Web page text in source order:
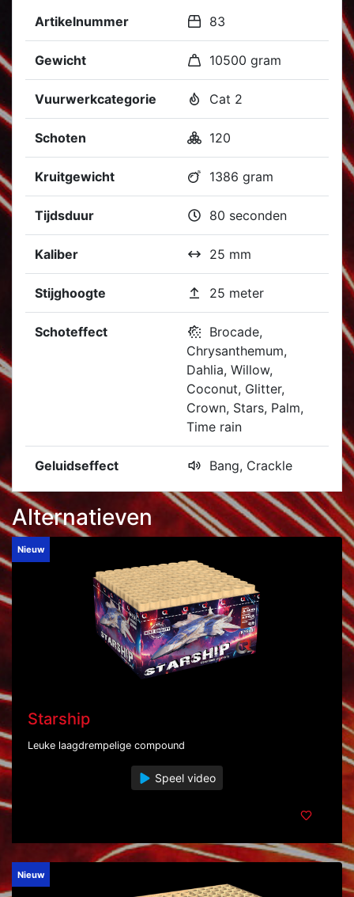
Artikelnummer 83
Gewicht 10500 gram
Vuurwerkcategorie Cat 2
Schoten 120
Kruitgewicht 1386 gram
Tijdsduur 80 seconden
Kaliber 25 mm
Stijghoogte 25 meter
Schoteffect
Brocade,
Chrysanthemum,
Dahlia, Willow,
Coconut, Glitter,
Crown, Stars, Palm,
Time rain
Geluidseffect Bang, Crackle
Alternatieven
Nieuw
Starship
Leuke laagdrempelige compound
Speel video
Nieuw